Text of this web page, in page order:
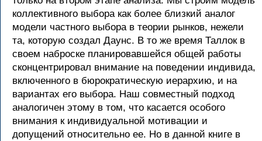
коллективного выбора как более близкий аналог
модели частного выбора в теории рынков, нежели
та, которую создал Даунс. В то же время Таллок в
своем наброске планировавшейся общей работы
сконцентрировал внимание на поведении индивида,
включенного в бюрократическую иерархию, и на
вариантах его выбора. Наш совместный подход
аналогичен этому в том, что касается особого
внимания к индивидуальной мотивации и
допущений относительно ее. Но в данной книге в